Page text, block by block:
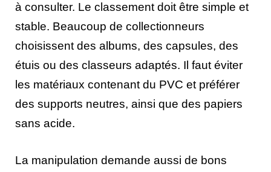
à consulter. Le classement doit être simple et
stable. Beaucoup de collectionneurs
choisissent des albums, des capsules, des
étuis ou des classeurs adaptés. Il faut éviter
les matériaux contenant du PVC et préférer
des supports neutres, ainsi que des papiers
sans acide.
La manipulation demande aussi de bons